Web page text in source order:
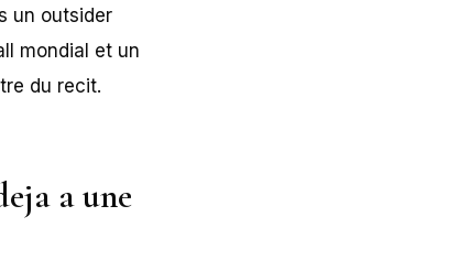
un outsider
mondial et un
du recit.
a une